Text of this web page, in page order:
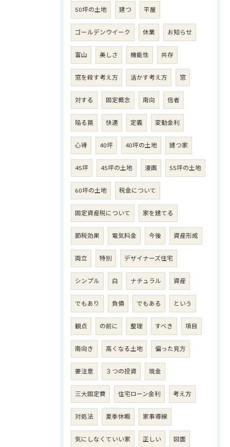
50坪の土地 建つ 平屋
ゴールデンウイーク 休業 お知らせ
富山 美しさ 機能性 共存
窓を殺す考え方 活かす考え方 窓
対する 固定概念 南向 信者
陥る罠 快適 定義 変動金利
心得 40坪 40坪の土地 建つ家
45坪 45坪の土地 漫画 55坪の土地
60坪の土地 税金について
固定資産税について 家を建てる
節税効果 電気料金 今後 資産形成
両立 特別 デザイナーズ住宅
シンプル 白 ナチュラル 資産
でもあり 負債 でもある という
観点 の前に 整理 すべき 項目
南向き 高くなる土地 偏った見方
要注意 ３つの投資 現金
三大固定費 住宅ローン金利 考え方
対処法 夏季休暇 家事導線
気にしなくていい家 正しい 図面